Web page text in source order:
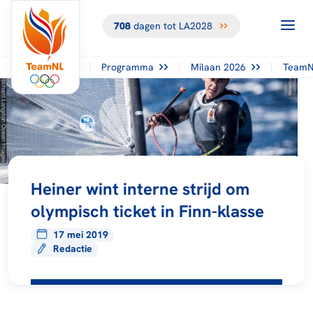
708dagen tot LA2028
Programma Milaan 2026
Heiner wint interne strijd om
olympisch ticket in Finn-klasse
17 mei 2019
Redactie